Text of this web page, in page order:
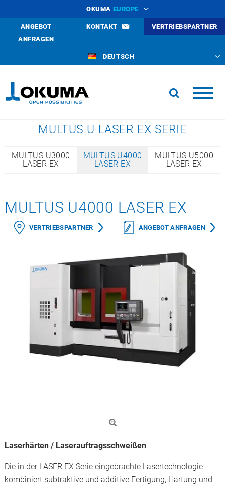
OKUMA EUROPE
ANGEBOT
ANFRAGEN
KONTAKT VERTRIEBSPARTNER
DEUTSCH
MULTUS U LASER EX SERIE
MULTUS U3000
LASER EX
MULTUS U4000
LASER EX
MULTUS U5000
LASER EX
MULTUS U4000 LASER EX
VERTRIEBSPARTNER ANGEBOT ANFRAGEN
Laserhärten / Laserauftragsschweißen
Die in der LASER EX Serie eingebrachte Lasertechnologie
kombiniert subtraktive und additive Fertigung, Härtung und